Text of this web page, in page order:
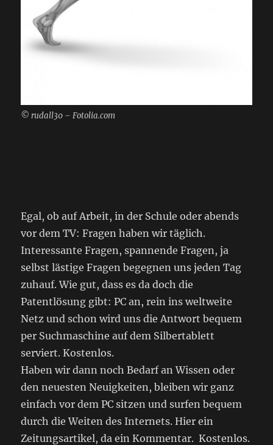
© rudall30 – Fotolia.com
Egal, ob auf Arbeit, in der Schule oder abends
vor dem TV: Fragen haben wir täglich.
Interessante Fragen, spannende Fragen, ja
selbst lästige Fragen begegnen uns jeden Tag
zuhauf. Wie gut, dass es da doch die
Patentlösung gibt: PC an, rein ins weltweite
Netz und schon wird uns die Antwort bequem
per Suchmaschine auf dem Silbertablett
serviert. Kostenlos.
Haben wir dann noch Bedarf an Wissen oder
den neuesten Neuigkeiten, bleiben wir ganz
einfach vor dem PC sitzen und surfen bequem
durch die Weiten des Internets. Hier ein
Zeitungsartikel, da ein Kommentar. Kostenlos.